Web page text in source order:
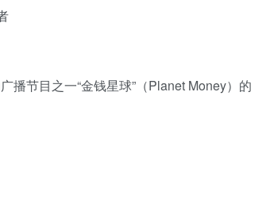
播节目之一“金钱星球”（Planet Money）的